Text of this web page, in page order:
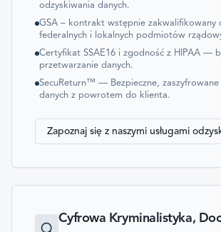
odzyskiwania danych.
GSA – kontrakt wstępnie zakwalifikowany
federalnych i lokalnych podmiotów
Certyfikat SSAE16 i zgodność z HIPAA —
przetwarzanie danych.
SecuReturn™ — Bezpieczne,
danych z powrotem do klienta.
Zapoznaj się z naszymi usługami
Cyfrowa Kryminalistyka,